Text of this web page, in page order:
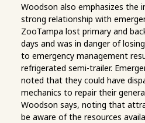
Woodson also emphasizes the
strong relationship with
ZooTampa lost primary and
days and was in danger of
to emergency management
refrigerated semi-trailer.
noted that they could have
mechanics to repair their
Woodson says, noting that
be aware of the resources